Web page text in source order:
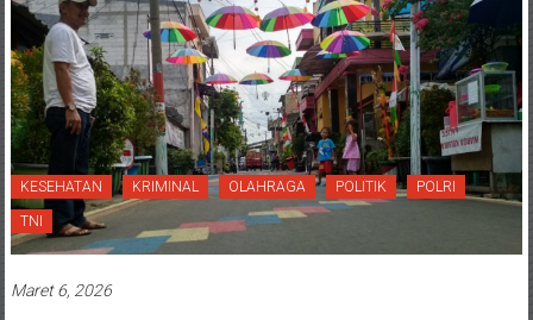
KESEHATAN KRIMINAL OLAHRAGA POLITIK POLRI
TNI
Maret 6, 2026